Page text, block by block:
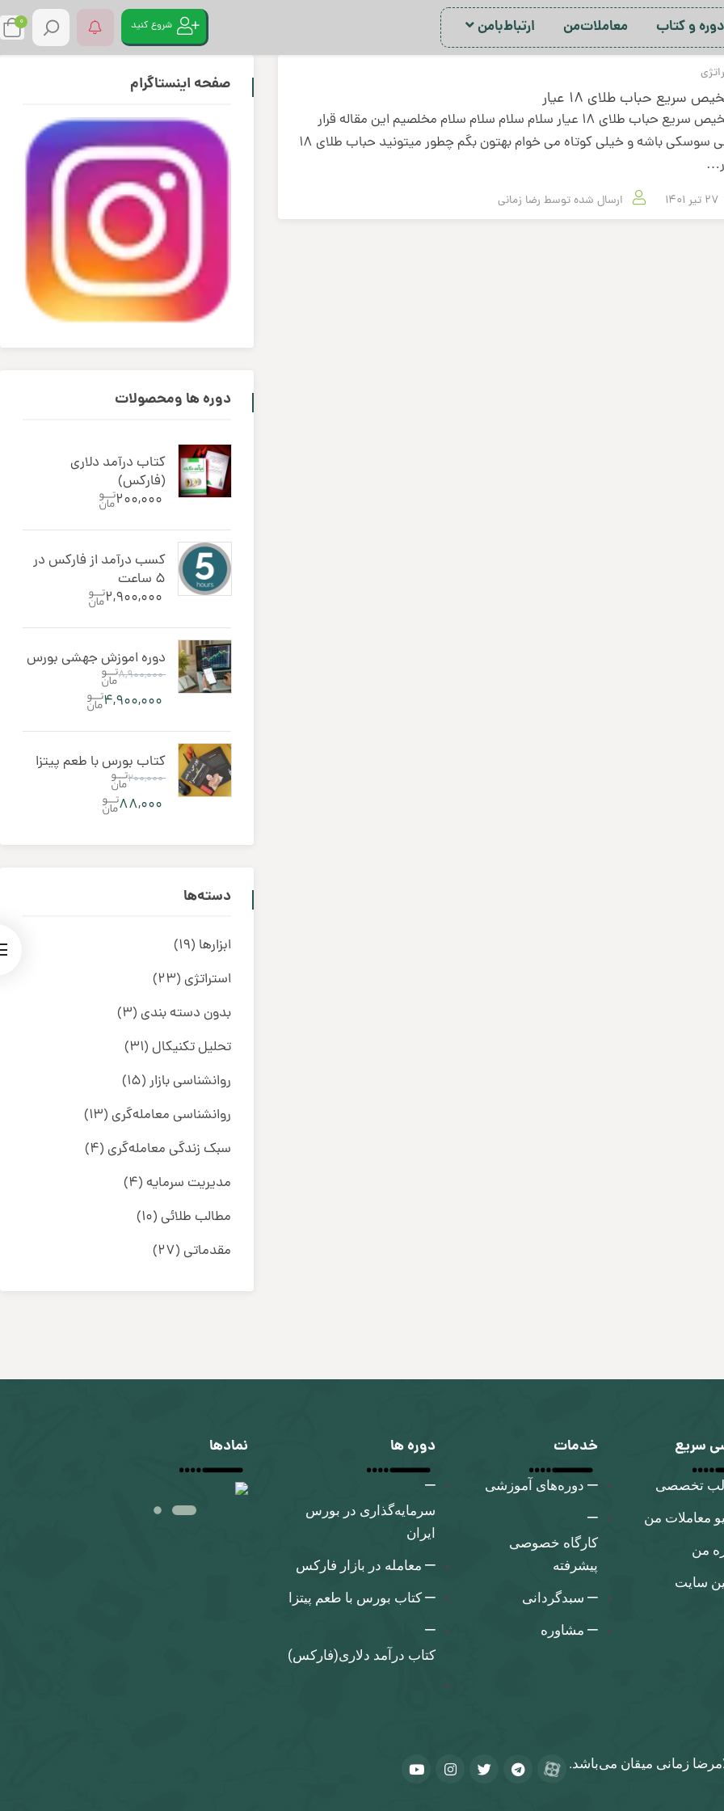
دور‌ه‌ و کتاب معاملات‌من ارتباط‌با‌من شروع کنید 0
سریع حباب طلای 18 عیار
تشخیص سریع حباب طلای 18 عیار سلام سلام سلام سلام مخلصیم این مقاله قرار
خیلی سوسکی باشه و خیلی کوتاه می خوام بهتون بگم چطور میتونید حباب طلای ۱۸
ارسال شده توسط رضا زمانی
صفحه اینستاگرام
دوره ‌ها ومحصولات
کتاب درآمد دلاری
(فارکس)
۲۰۰,۰۰۰
کسب درآمد از فارکس در
5 ساعت
۲,۹۰۰,۰۰۰
دوره اموزش جهشی بورس
۸,۹۰۰,۰۰۰
۴,۹۰۰,۰۰۰
کتاب بورس با طعم پیتزا
۲۰۰,۰۰۰
۸۸,۰۰۰
دسته‌ها
ابزارها (19)
استراتژی (23)
بدون دسته بندی (3)
تحلیل تکنیکال (31)
روانشناسی بازار(15)
روانشناسی معامله‌گری (13)
سبک زندگی معامله‌گری (4)
مدیریت سرمایه (4)
مطالب طلائی (10)
مقدماتی (27)
سریع
تخصصی
معاملات من
من
سایت
خدمات
دوره‌های آموزشی
کارگاه‌ خصوصی
پیشرفته
سبدگردانی
مشاوره
دوره ها
سرمایه‌گذاری در بورس
ایران
معامله در بازار فارکس
کتاب بورس با طعم پیتزا
کتاب درآمد دلاری‌(فارکس)
نمادها
زمانی میقان می‌باشد.